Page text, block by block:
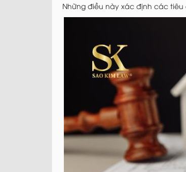
Những điều này xác định các